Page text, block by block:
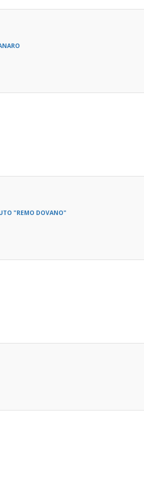
"REMO DOVANO"